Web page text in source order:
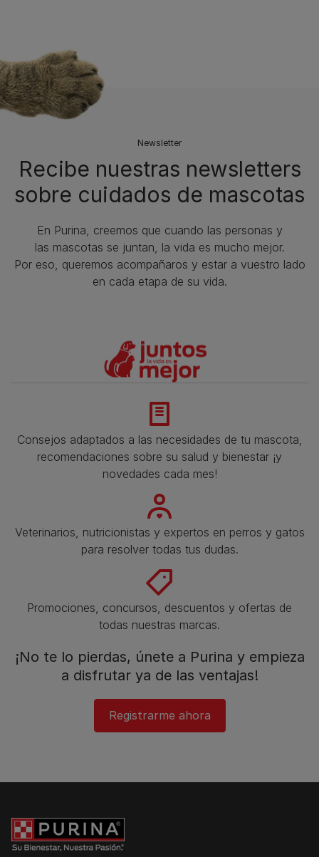
Newsletter
Recibe nuestras newsletters
sobre cuidados de mascotas​
En Purina, creemos que cuando las personas y
las mascotas se juntan, la vida es mucho mejor.
Por eso, queremos acompañaros y estar a vuestro lado
en cada etapa de su vida.​
Consejos adaptados a las necesidades de tu mascota,
recomendaciones sobre su salud y bienestar ¡y
novedades cada mes!
Veterinarios, nutricionistas y expertos en perros y gatos
para resolver todas tus dudas.​
Promociones, concursos, descuentos y ofertas de
todas nuestras marcas.​
¡No te lo pierdas, únete a Purina y empieza
a disfrutar ya de las ventajas!​
Registrarme ahora​